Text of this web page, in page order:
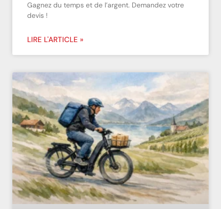
Gagnez du temps et de l’argent. Demandez votre
devis !
LIRE L'ARTICLE »